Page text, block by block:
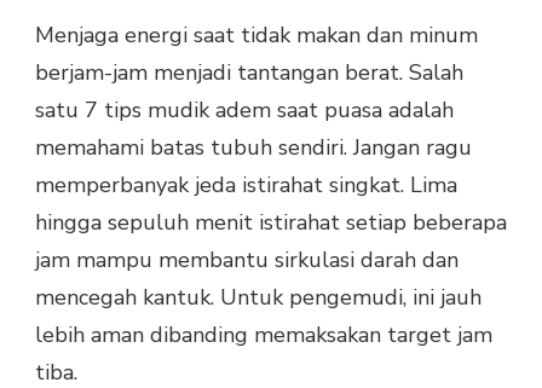
Menjaga energi saat tidak makan dan minum
berjam-jam menjadi tantangan berat. Salah
satu 7 tips mudik adem saat puasa adalah
memahami batas tubuh sendiri. Jangan ragu
memperbanyak jeda istirahat singkat. Lima
hingga sepuluh menit istirahat setiap beberapa
jam mampu membantu sirkulasi darah dan
mencegah kantuk. Untuk pengemudi, ini jauh
lebih aman dibanding memaksakan target jam
tiba.